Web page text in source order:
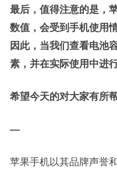
最后，值得注意的是，
数值，会受到手机使用
因此，当我们查看电池
素，并在实际使用中进
希望今天的对大家有所
—
苹果手机以其品牌声誉